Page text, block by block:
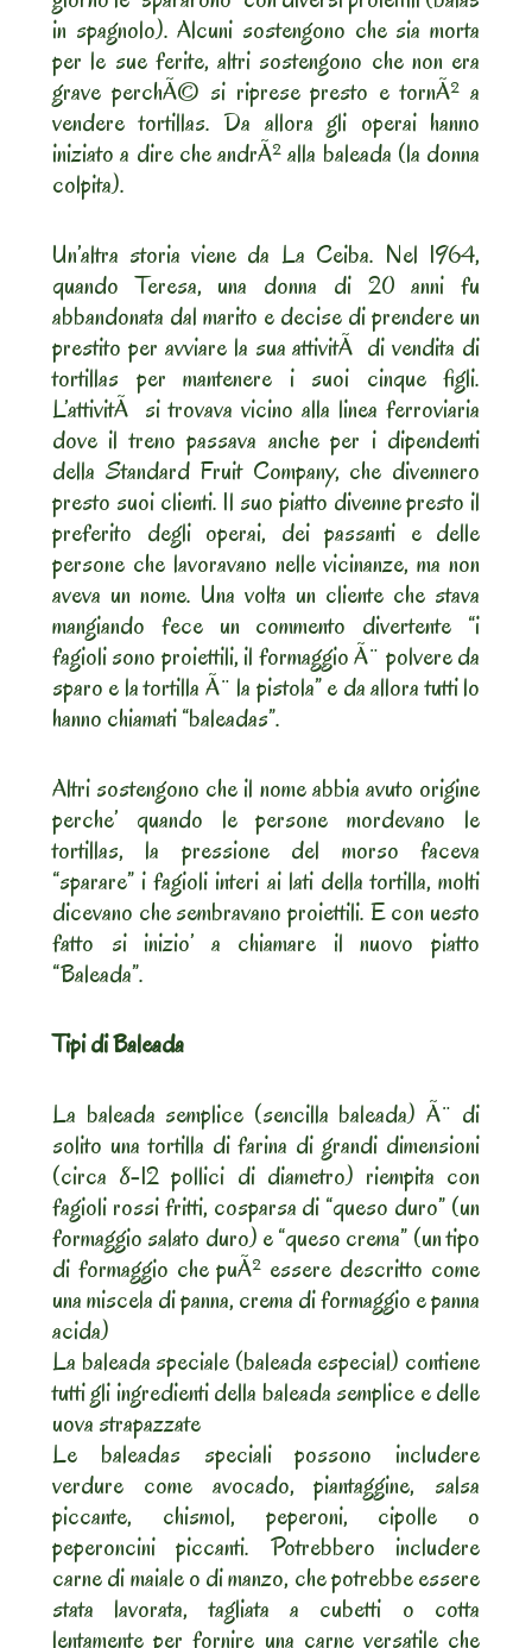
in spagnolo). Alcuni sostengono che sia morta
per le sue ferite, altri sostengono che non era
grave perchÃ© si riprese presto e tornÃ² a
vendere tortillas. Da allora gli operai hanno
iniziato a dire che andrÃ² alla baleada (la donna
colpita).
Un’altra storia viene da La Ceiba. Nel 1964,
quando Teresa, una donna di 20 anni fu
abbandonata dal marito e decise di prendere un
prestito per avviare la sua attivitÃ di vendita di
tortillas per mantenere i suoi cinque figli.
L’attivitÃ si trovava vicino alla linea ferroviaria
dove il treno passava anche per i dipendenti
della Standard Fruit Company, che divennero
presto suoi clienti. Il suo piatto divenne presto il
preferito degli operai, dei passanti e delle
persone che lavoravano nelle vicinanze, ma non
aveva un nome. Una volta un cliente che stava
mangiando fece un commento divertente “i
fagioli sono proiettili, il formaggio Ã¨ polvere da
sparo e la tortilla Ã¨ la pistola” e da allora tutti lo
hanno chiamati “baleadas”.
Altri sostengono che il nome abbia avuto origine
perche’ quando le persone mordevano le
tortillas, la pressione del morso faceva
“sparare” i fagioli interi ai lati della tortilla, molti
dicevano che sembravano proiettili. E con uesto
fatto si inizio’ a chiamare il nuovo piatto
“Baleada”.
Tipi di Baleada
La baleada semplice (sencilla baleada) Ã¨ di
solito una tortilla di farina di grandi dimensioni
(circa 8-12 pollici di diametro) riempita con
fagioli rossi fritti, cosparsa di “queso duro” (un
formaggio salato duro) e “queso crema” (un tipo
di formaggio che puÃ² essere descritto come
una miscela di panna, crema di formaggio e panna
acida)
La baleada speciale (baleada especial) contiene
tutti gli ingredienti della baleada semplice e delle
uova strapazzate
Le baleadas speciali possono includere
verdure come avocado, piantaggine, salsa
piccante, chismol, peperoni, cipolle o
peperoncini piccanti. Potrebbero includere
carne di maiale o di manzo, che potrebbe essere
stata lavorata, tagliata a cubetti o cotta
lentamente per fornire una carne versatile che